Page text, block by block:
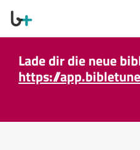
Lade dir die neue
https://